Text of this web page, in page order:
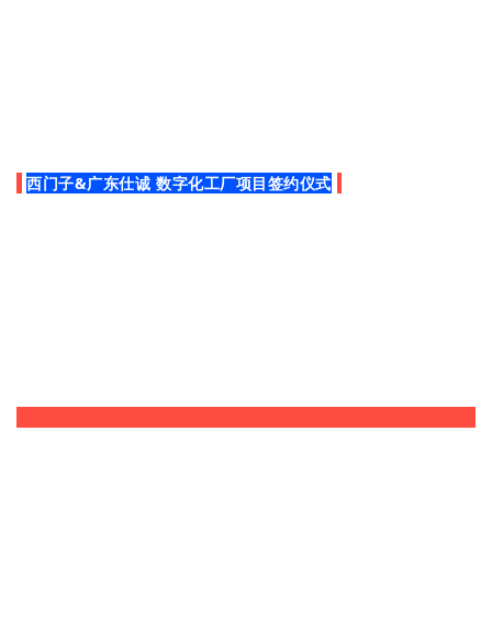
西门子&广东仕诚 数字化工厂项目签约仪式